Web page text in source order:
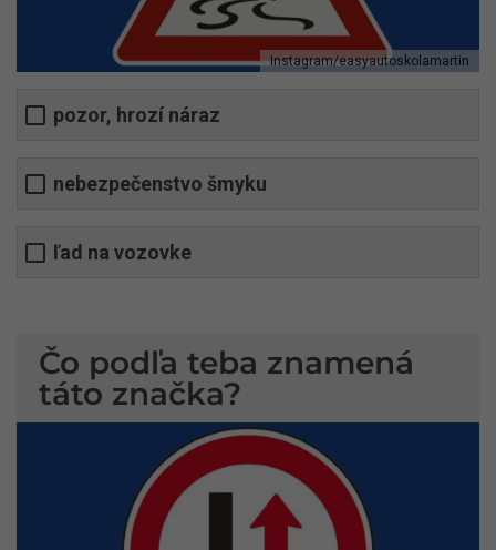
Instagram/easyautoskolamartin
pozor, hrozí náraz
nebezpečenstvo šmyku
ľad na vozovke
Čo podľa teba znamená
táto značka?